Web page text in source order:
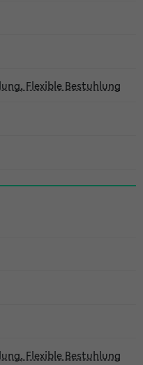
Flexible Bestuhlung
Flexible Bestuhlung